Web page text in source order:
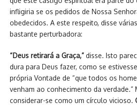
infligiria se os pedidos de Nossa
obedecidos. A este respeito, disse
bastante perturbadora:
“Deus retirará a Graça,” disse. Isto
dura para Deus fazer, como se
própria Vontade de “que todos os
venham ao conhecimento da verdade.”
considerar-se como um círculo vicioso.